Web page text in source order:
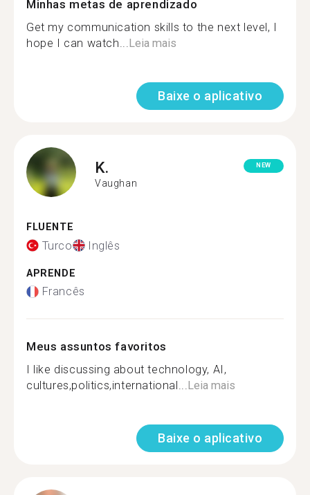
Minhas metas de aprendizado
Get my communication skills to the next level, I
hope I can watch...Leia mais
Baixe o aplicativo
K.
Vaughan
NEW
FLUENTE
Turco Inglês
APRENDE
Francês
Meus assuntos favoritos
I like discussing about technology, AI,
cultures,politics,international...Leia mais
Baixe o aplicativo